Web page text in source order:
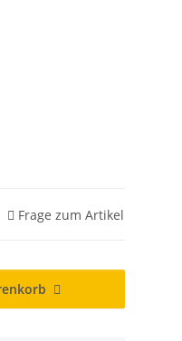
Frage zum Artikel